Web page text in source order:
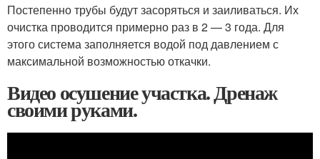
Постепенно трубы будут засоряться и заиливаться. Их
очистка проводится примерно раз в 2 — 3 года. Для
этого система заполняется водой под давлением с
максимальной возможностью откачки.
Видео осушение участка. Дренаж
своими руками.